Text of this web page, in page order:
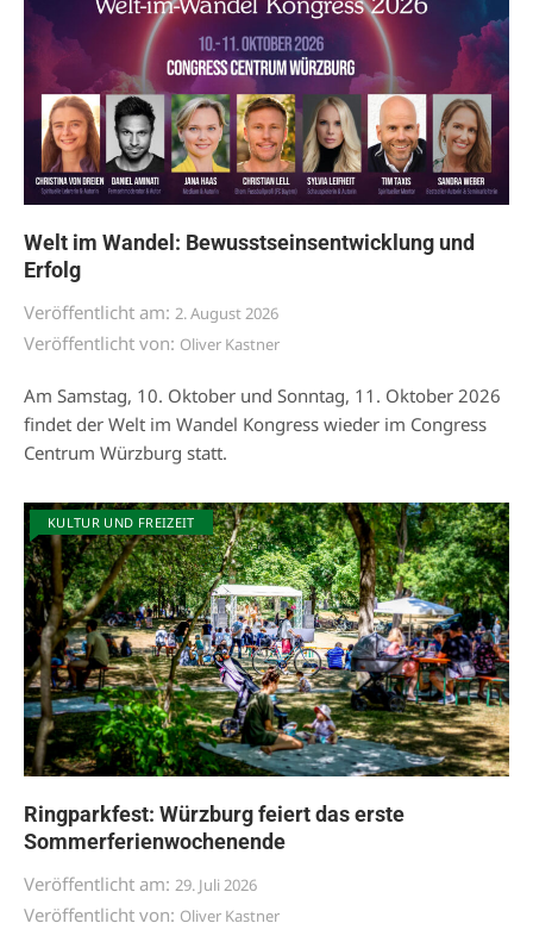
Welt im Wandel: Bewusstseinsentwicklung und
Erfolg
Veröffentlicht am: 2. August 2026
Veröffentlicht von: Oliver Kastner
Am Samstag, 10. Oktober und Sonntag, 11. Oktober 2026
findet der Welt im Wandel Kongress wieder im Congress
Centrum Würzburg statt.
KULTUR UND FREIZEIT
Ringparkfest: Würzburg feiert das erste
Sommerferienwochenende
Veröffentlicht am: 29. Juli 2026
Veröffentlicht von: Oliver Kastner